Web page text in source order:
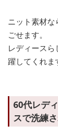
ニット素材
ごせます。
レディース
躍してくれま
60代レデ
スで洗練